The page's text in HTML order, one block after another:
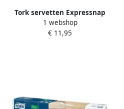
Tork servetten Expressnap
Snack voor dispenser 1-
laags 1125 per bundel
1 webshop
€ 11,95